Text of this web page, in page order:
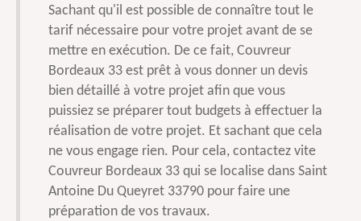
Sachant qu'il est possible de connaître tout le
tarif nécessaire pour votre projet avant de se
mettre en exécution. De ce fait, Couvreur
Bordeaux 33 est prêt à vous donner un devis
bien détaillé à votre projet afin que vous
puissiez se préparer tout budgets à effectuer la
réalisation de votre projet. Et sachant que cela
ne vous engage rien. Pour cela, contactez vite
Couvreur Bordeaux 33 qui se localise dans Saint
Antoine Du Queyret 33790 pour faire une
préparation de vos travaux.